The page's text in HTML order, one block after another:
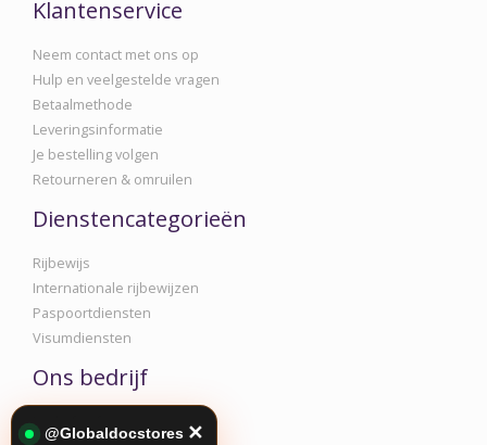
Klantenservice
Neem contact met ons op
Hulp en veelgestelde vragen
Betaalmethode
Leveringsinformatie
Je bestelling volgen
Retourneren & omruilen
Dienstencategorieën
Rijbewijs
Internationale rijbewijzen
Paspoortdiensten
Visumdiensten
Ons bedrijf
Bedrijfsinformatie
@Globaldocstores ✕